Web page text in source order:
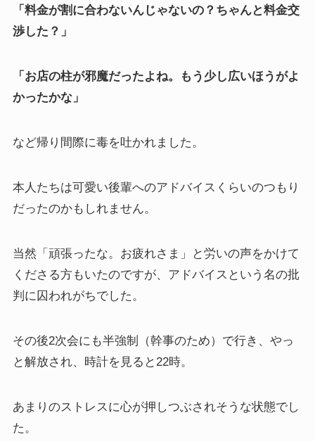
「料金が割に合わないんじゃないの？ちゃんと料金交
渉した？」
「お店の柱が邪魔だったよね。もう少し広いほうがよ
かったかな」
など帰り間際に毒を吐かれました。
本人たちは可愛い後輩へのアドバイスくらいのつもり
だったのかもしれません。
当然「頑張ったな。お疲れさま」と労いの声をかけて
くださる方もいたのですが、アドバイスという名の批
判に囚われがちでした。
その後2次会にも半強制（幹事のため）で行き、やっ
と解放され、時計を見ると22時。
あまりのストレスに心が押しつぶされそうな状態でし
た。